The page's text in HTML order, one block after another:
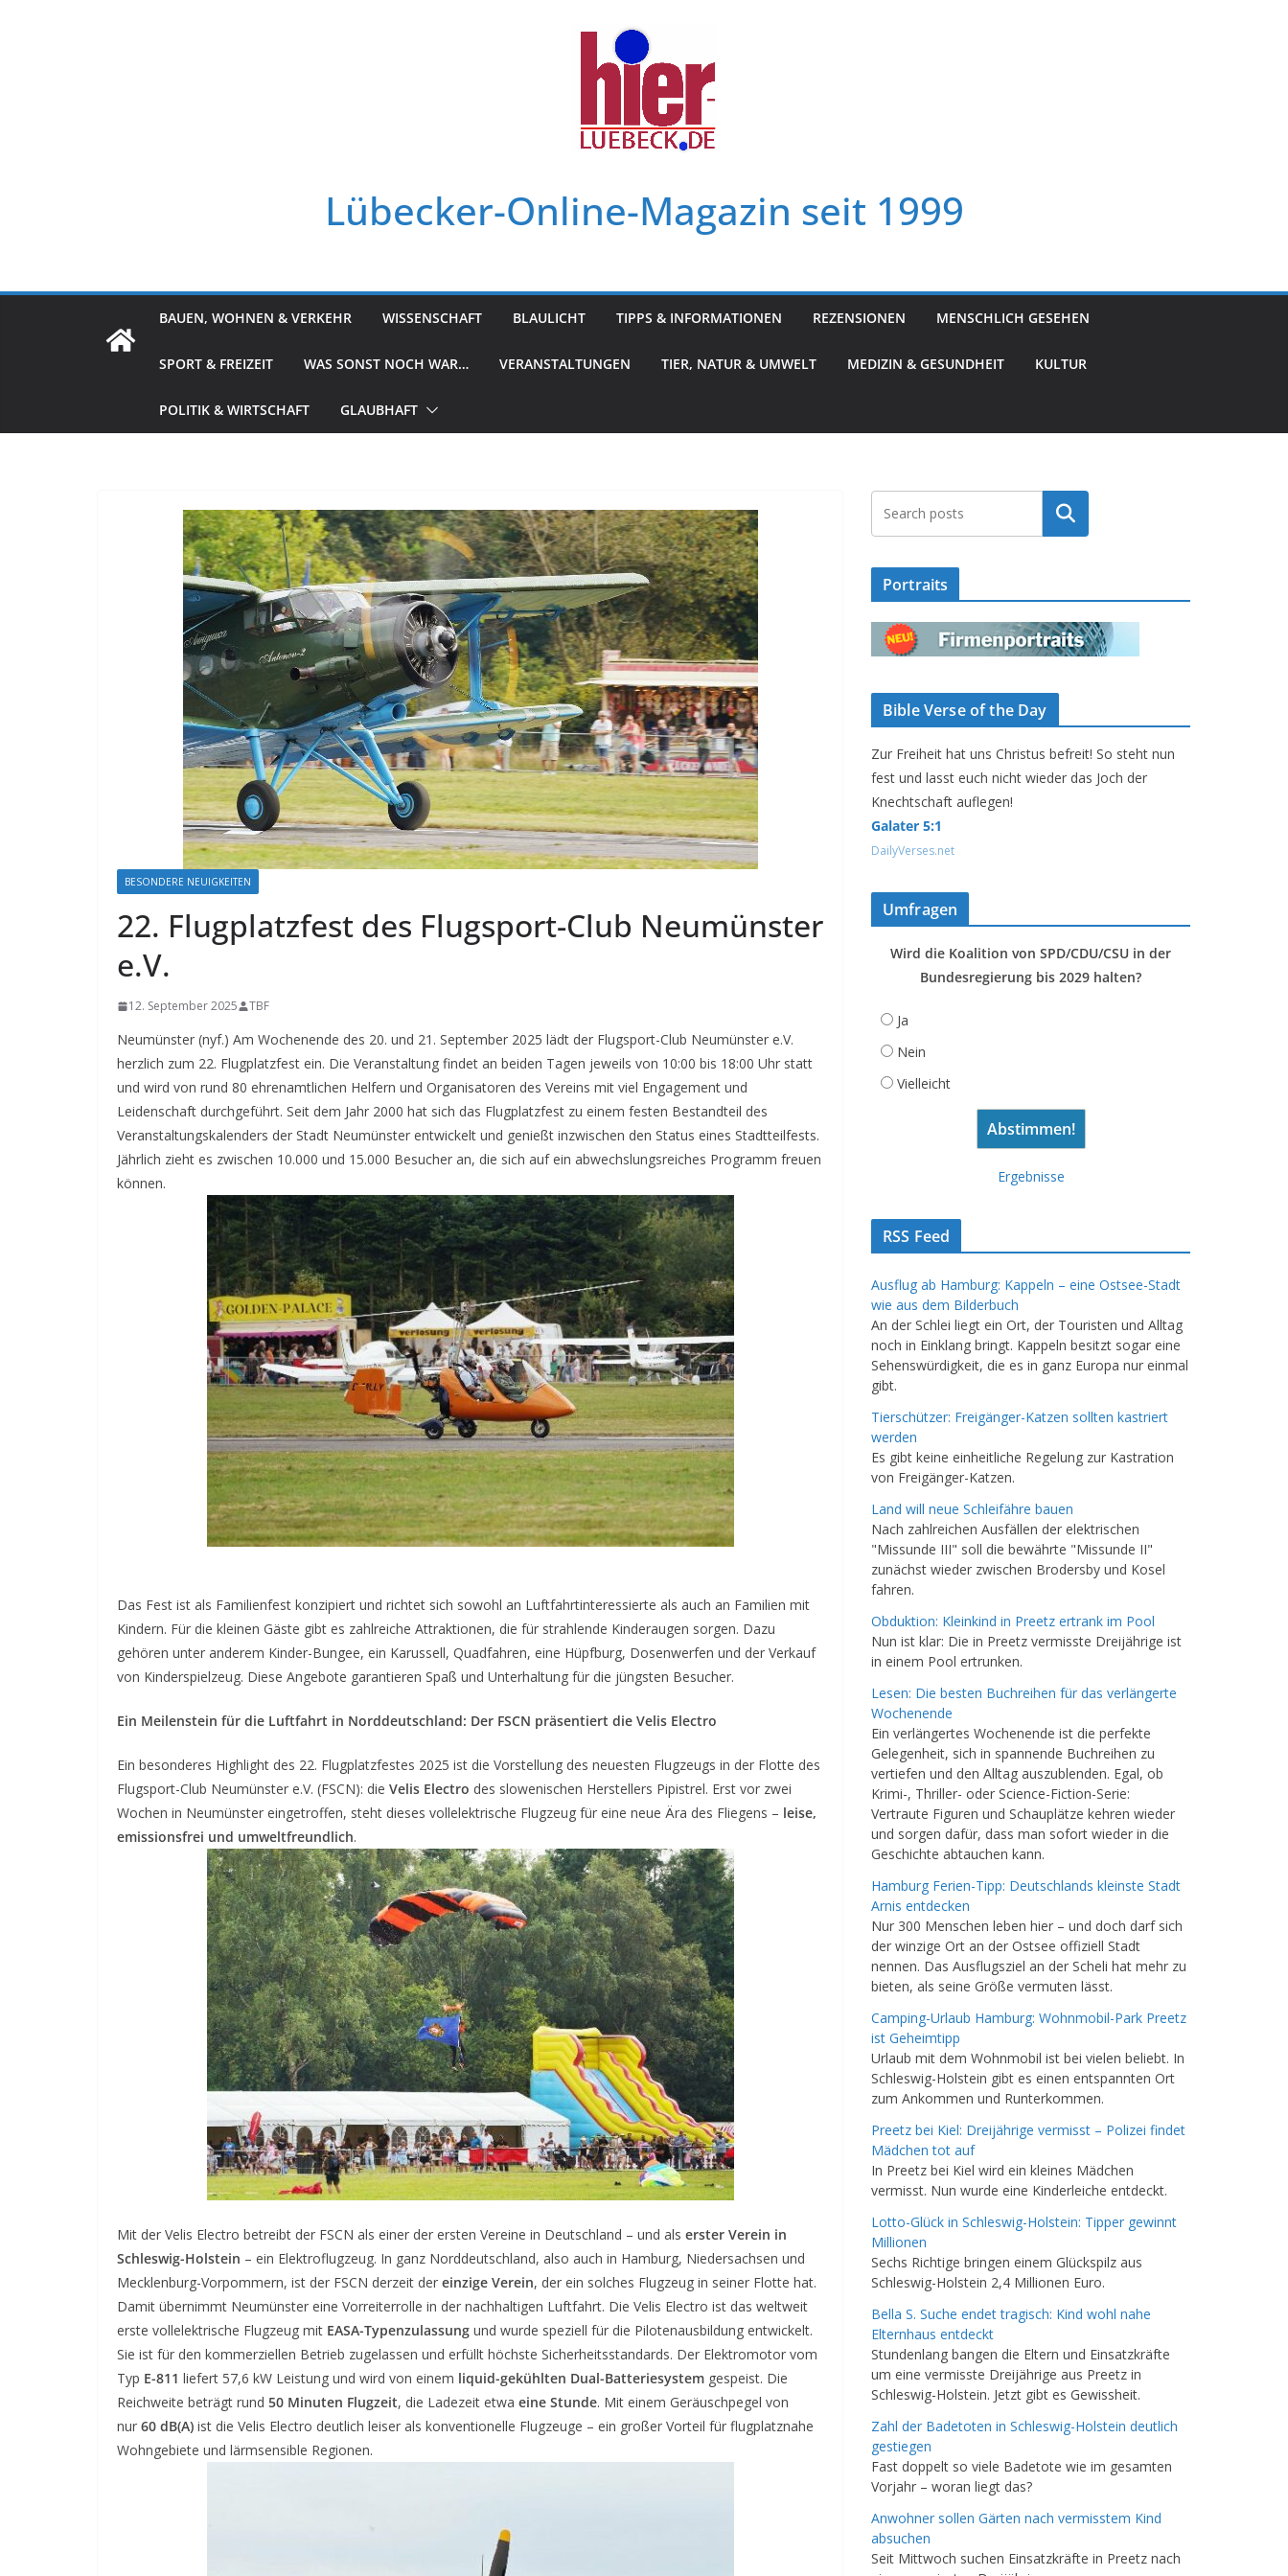
Lübecker-Online-Magazin seit 1999
BAUEN, WOHNEN & VERKEHR WISSENSCHAFT BLAULICHT TIPPS & INFORMATIONEN REZENSIONEN MENSCHLICH GESEHEN
SPORT & FREIZEIT WAS SONST NOCH WAR… VERANSTALTUNGEN TIER, NATUR & UMWELT MEDIZIN & GESUNDHEIT KULTUR
POLITIK & WIRTSCHAFT GLAUBHAFT
BESONDERE NEUIGKEITEN
22. Flugplatzfest des Flugsport-Club Neumünster
e.V.
12. September 2025 TBF
Neumünster (nyf.) Am Wochenende des 20. und 21. September 2025 lädt der Flugsport-Club Neumünster e.V.
herzlich zum 22. Flugplatzfest ein. Die Veranstaltung findet an beiden Tagen jeweils von 10:00 bis 18:00 Uhr statt
und wird von rund 80 ehrenamtlichen Helfern und Organisatoren des Vereins mit viel Engagement und
Leidenschaft durchgeführt. Seit dem Jahr 2000 hat sich das Flugplatzfest zu einem festen Bestandteil des
Veranstaltungskalenders der Stadt Neumünster entwickelt und genießt inzwischen den Status eines Stadtteilfests.
Jährlich zieht es zwischen 10.000 und 15.000 Besucher an, die sich auf ein abwechslungsreiches Programm freuen
können.
Das Fest ist als Familienfest konzipiert und richtet sich sowohl an Luftfahrtinteressierte als auch an Familien mit
Kindern. Für die kleinen Gäste gibt es zahlreiche Attraktionen, die für strahlende Kinderaugen sorgen. Dazu
gehören unter anderem Kinder-Bungee, ein Karussell, Quadfahren, eine Hüpfburg, Dosenwerfen und der Verkauf
von Kinderspielzeug. Diese Angebote garantieren Spaß und Unterhaltung für die jüngsten Besucher.
Ein Meilenstein für die Luftfahrt in Norddeutschland: Der FSCN präsentiert die Velis Electro
Ein besonderes Highlight des 22. Flugplatzfestes 2025 ist die Vorstellung des neuesten Flugzeugs in der Flotte des
Flugsport-Club Neumünster e.V. (FSCN): die Velis Electro des slowenischen Herstellers Pipistrel. Erst vor zwei
Wochen in Neumünster eingetroffen, steht dieses vollelektrische Flugzeug für eine neue Ära des Fliegens – leise,
emissionsfrei und umweltfreundlich.
Mit der Velis Electro betreibt der FSCN als einer der ersten Vereine in Deutschland – und als erster Verein in
Schleswig-Holstein – ein Elektroflugzeug. In ganz Norddeutschland, also auch in Hamburg, Niedersachsen und
Mecklenburg-Vorpommern, ist der FSCN derzeit der einzige Verein, der ein solches Flugzeug in seiner Flotte hat.
Damit übernimmt Neumünster eine Vorreiterrolle in der nachhaltigen Luftfahrt. Die Velis Electro ist das weltweit
erste vollelektrische Flugzeug mit EASA-Typenzulassung und wurde speziell für die Pilotenausbildung entwickelt.
Sie ist für den kommerziellen Betrieb zugelassen und erfüllt höchste Sicherheitsstandards. Der Elektromotor vom
Typ E-811 liefert 57,6 kW Leistung und wird von einem liquid-gekühlten Dual-Batteriesystem gespeist. Die
Reichweite beträgt rund 50 Minuten Flugzeit, die Ladezeit etwa eine Stunde. Mit einem Geräuschpegel von
nur 60 dB(A) ist die Velis Electro deutlich leiser als konventionelle Flugzeuge – ein großer Vorteil für flugplatznahe
Wohngebiete und lärmsensible Regionen.
Suchen
Portraits
Bible Verse of the Day
Zur Freiheit hat uns Christus befreit! So steht nun
fest und lasst euch nicht wieder das Joch der
Knechtschaft auflegen!
Galater 5:1
DailyVerses.net
Umfragen
Wird die Koalition von SPD/CDU/CSU in der
Bundesregierung bis 2029 halten?
Ja
Nein
Vielleicht
Ergebnisse
RSS Feed
Ausflug ab Hamburg: Kappeln – eine Ostsee-Stadt
wie aus dem Bilderbuch
An der Schlei liegt ein Ort, der Touristen und Alltag
noch in Einklang bringt. Kappeln besitzt sogar eine
Sehenswürdigkeit, die es in ganz Europa nur einmal
gibt.
Tierschützer: Freigänger-Katzen sollten kastriert
werden
Es gibt keine einheitliche Regelung zur Kastration
von Freigänger-Katzen.
Land will neue Schleifähre bauen
Nach zahlreichen Ausfällen der elektrischen
"Missunde III" soll die bewährte "Missunde II"
zunächst wieder zwischen Brodersby und Kosel
fahren.
Obduktion: Kleinkind in Preetz ertrank im Pool
Nun ist klar: Die in Preetz vermisste Dreijährige ist
in einem Pool ertrunken.
Lesen: Die besten Buchreihen für das verlängerte
Wochenende
Ein verlängertes Wochenende ist die perfekte
Gelegenheit, sich in spannende Buchreihen zu
vertiefen und den Alltag auszublenden. Egal, ob
Krimi-, Thriller- oder Science-Fiction-Serie:
Vertraute Figuren und Schauplätze kehren wieder
und sorgen dafür, dass man sofort wieder in die
Geschichte abtauchen kann.
Hamburg Ferien-Tipp: Deutschlands kleinste Stadt
Arnis entdecken
Nur 300 Menschen leben hier – und doch darf sich
der winzige Ort an der Ostsee offiziell Stadt
nennen. Das Ausflugsziel an der Scheli hat mehr zu
bieten, als seine Größe vermuten lässt.
Camping-Urlaub Hamburg: Wohnmobil-Park Preetz
ist Geheimtipp
Urlaub mit dem Wohnmobil ist bei vielen beliebt. In
Schleswig-Holstein gibt es einen entspannten Ort
zum Ankommen und Runterkommen.
Preetz bei Kiel: Dreijährige vermisst – Polizei findet
Mädchen tot auf
In Preetz bei Kiel wird ein kleines Mädchen
vermisst. Nun wurde eine Kinderleiche entdeckt.
Lotto-Glück in Schleswig-Holstein: Tipper gewinnt
Millionen
Sechs Richtige bringen einem Glückspilz aus
Schleswig-Holstein 2,4 Millionen Euro.
Bella S. Suche endet tragisch: Kind wohl nahe
Elternhaus entdeckt
Stundenlang bangen die Eltern und Einsatzkräfte
um eine vermisste Dreijährige aus Preetz in
Schleswig-Holstein. Jetzt gibt es Gewissheit.
Zahl der Badetoten in Schleswig-Holstein deutlich
gestiegen
Fast doppelt so viele Badetote wie im gesamten
Vorjahr – woran liegt das?
Anwohner sollen Gärten nach vermisstem Kind
absuchen
Seit Mittwoch suchen Einsatzkräfte in Preetz nach